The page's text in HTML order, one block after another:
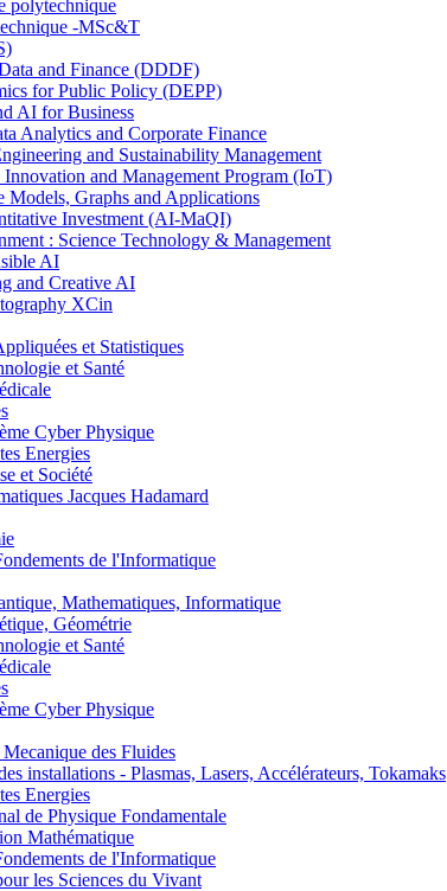
polytechnique
-MSc&T
and Finance (DDDF)
for Public Policy (DEPP)
AI for Business
Analytics and Corporate Finance
and Sustainability Management
and Management Program (IoT)
Graphs and Applications
Investment (AI-MaQI)
: Science Technology & Management
AI
and Creative AI
XCin
et Statistiques
et Santé
Cyber Physique
Energies
et Société
Jacques Hadamard
de l'Informatique
Mathematiques, Informatique
Géométrie
et Santé
Cyber Physique
des Fluides
installations - Plasmas, Lasers, Accélérateurs, Tokamaks
Energies
de Physique Fondamentale
Mathématique
de l'Informatique
les Sciences du Vivant